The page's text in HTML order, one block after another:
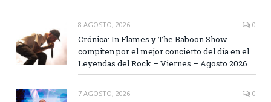
8 AGOSTO, 2026 0
Crónica: In Flames y The Baboon Show
compiten por el mejor concierto del día en el
Leyendas del Rock – Viernes – Agosto 2026
7 AGOSTO, 2026 0